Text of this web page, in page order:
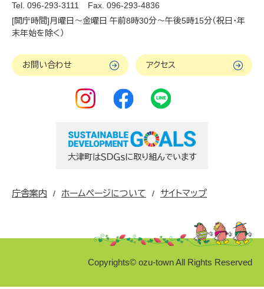
Tel. 096-293-3111
Fax. 096-293-4836
[開庁時間]月曜日～金曜日 午前8時30分～午後5時15分（祝日・年
末年始を除く）
お問い合わせ アクセス
庁舎案内 ホームページについて サイトマップ
Copyrights© ozu-town All Rights Reserved